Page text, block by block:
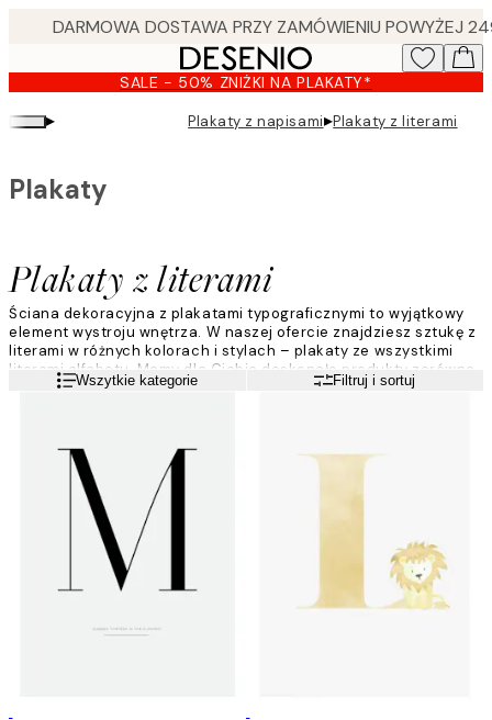
content.
SALE - 50% ZNIŻKI NA PLAKATY*
▸ Plakaty z napisami▸Plakaty z literami
Plakaty z literami
Plakaty
Ściana dekoracyjna z plakatami typograficznymi to wyjątkowy
element wystroju wnętrza. W naszej ofercie znajdziesz sztukę z
literami w różnych kolorach i stylach – plakaty ze wszystkimi
literami alfabetu. Mamy dla Ciebie doskonałe produkty zarówno
do pokoju dziecięcego, jak i salonu.
Czytaj więcejWszytkie kategorie Filtruj i sortuj